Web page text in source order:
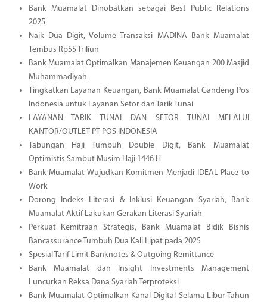
Bank Muamalat Dinobatkan sebagai Best Public Relations
2025
Naik Dua Digit, Volume Transaksi MADINA Bank Muamalat
Tembus Rp55 Triliun
Bank Muamalat Optimalkan Manajemen Keuangan 200 Masjid
Muhammadiyah
Tingkatkan Layanan Keuangan, Bank Muamalat Gandeng Pos
Indonesia untuk Layanan Setor dan Tarik Tunai
LAYANAN TARIK TUNAI DAN SETOR TUNAI MELALUI
KANTOR/OUTLET PT POS INDONESIA
Tabungan Haji Tumbuh Double Digit, Bank Muamalat
Optimistis Sambut Musim Haji 1446 H
Bank Muamalat Wujudkan Komitmen Menjadi IDEAL Place to
Work
Dorong Indeks Literasi & Inklusi Keuangan Syariah, Bank
Muamalat Aktif Lakukan Gerakan Literasi Syariah
Perkuat Kemitraan Strategis, Bank Muamalat Bidik Bisnis
Bancassurance Tumbuh Dua Kali Lipat pada 2025
Spesial Tarif Limit Banknotes & Outgoing Remittance
Bank Muamalat dan Insight Investments Management
Luncurkan Reksa Dana Syariah Terproteksi
Bank Muamalat Optimalkan Kanal Digital Selama Libur Tahun